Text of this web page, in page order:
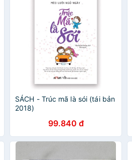
SÁCH - Trúc mã là sói (tái bản
2018)
99.840 đ